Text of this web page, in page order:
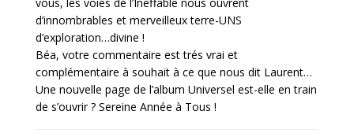
vous, les voies de l’Ineffable nous ouvrent
d’innombrables et merveilleux terre-UNS
d’exploration…divine !
Béa, votre commentaire est trés vrai et
complémentaire à souhait à ce que nous dit Laurent…
Une nouvelle page de l’album Universel est-elle en train
de s’ouvrir ? Sereine Année à Tous !